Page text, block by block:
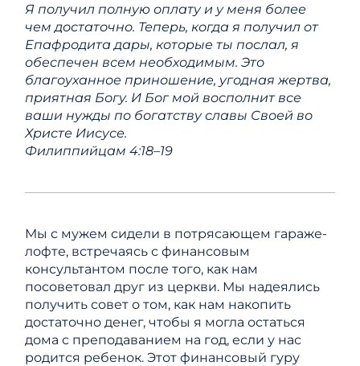
Я получил полную оплату и у меня более
чем достаточно. Теперь, когда я получил от
Епафродита дары, которые ты послал, я
обеспечен всем необходимым. Это
благоуханное приношение, угодная жертва,
приятная Богу. И Бог мой восполнит все
ваши нужды по богатству славы Своей во
Христе Иисусе.
Филиппийцам 4:18–19
Мы с мужем сидели в потрясающем гараже-
лофте, встречаясь с финансовым
консультантом после того, как нам
посоветовал друг из церкви. Мы надеялись
получить совет о том, как нам накопить
достаточно денег, чтобы я могла остаться
дома с преподаванием на год, если у нас
родится ребенок. Этот финансовый гуру